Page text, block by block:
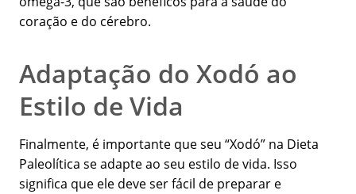
coração e do cérebro.
Adaptação do Xodó ao
Estilo de Vida
Finalmente, é importante que seu “Xodó” na Dieta
Paleolítica se adapte ao seu estilo de vida. Isso
significa que ele deve ser fácil de preparar e